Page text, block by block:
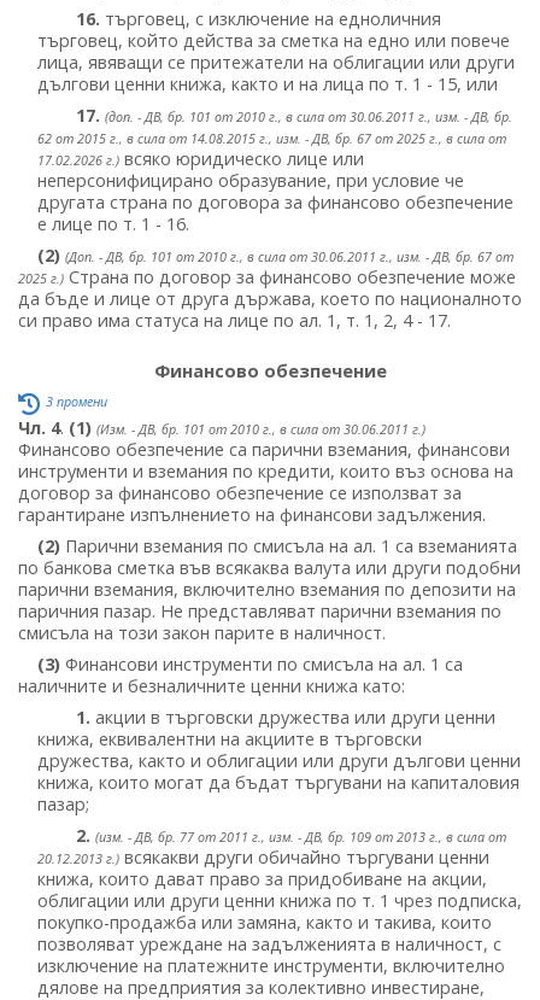
16. търговец, с изключение на едноличния
търговец, който действа за сметка на едно или повече
лица, явяващи се притежатели на облигации или други
дългови ценни книжа, както и на лица по т. 1 - 15, или
17. (доп. - ДВ, бр. 101 от 2010 г., в сила от 30.06.2011 г., изм. - ДВ, бр.
62 от 2015 г., в сила от 14.08.2015 г., изм. - ДВ, бр. 67 от 2025 г., в сила от
17.02.2026 г.) всяко юридическо лице или
неперсонифицирано образувание, при условие че
другата страна по договора за финансово обезпечение
е лице по т. 1 - 16.
(2) (Доп. - ДВ, бр. 101 от 2010 г., в сила от 30.06.2011 г., изм. - ДВ, бр. 67 от
2025 г.) Страна по договор за финансово обезпечение може
да бъде и лице от друга държава, което по националното
си право има статуса на лице по ал. 1, т. 1, 2, 4 - 17.
Финансово обезпечение
3 промени
Чл. 4. (1) (Изм. - ДВ, бр. 101 от 2010 г., в сила от 30.06.2011 г.)
Финансово обезпечение са парични вземания, финансови
инструменти и вземания по кредити, които въз основа на
договор за финансово обезпечение се използват за
гарантиране изпълнението на финансови задължения.
(2) Парични вземания по смисъла на ал. 1 са вземанията
по банкова сметка във всякаква валута или други подобни
парични вземания, включително вземания по депозити на
паричния пазар. Не представляват парични вземания по
смисъла на този закон парите в наличност.
(3) Финансови инструменти по смисъла на ал. 1 са
наличните и безналичните ценни книжа като:
1. акции в търговски дружества или други ценни
книжа, еквивалентни на акциите в търговски
дружества, както и облигации или други дългови ценни
книжа, които могат да бъдат търгувани на капиталовия
пазар;
2. (изм. - ДВ, бр. 77 от 2011 г., изм. - ДВ, бр. 109 от 2013 г., в сила от
20.12.2013 г.) всякакви други обичайно търгувани ценни
книжа, които дават право за придобиване на акции,
облигации или други ценни книжа по т. 1 чрез подписка,
покупко-продажба или замяна, както и такива, които
позволяват уреждане на задълженията в наличност, с
изключение на платежните инструменти, включително
дялове на предприятия за колективно инвестиране,